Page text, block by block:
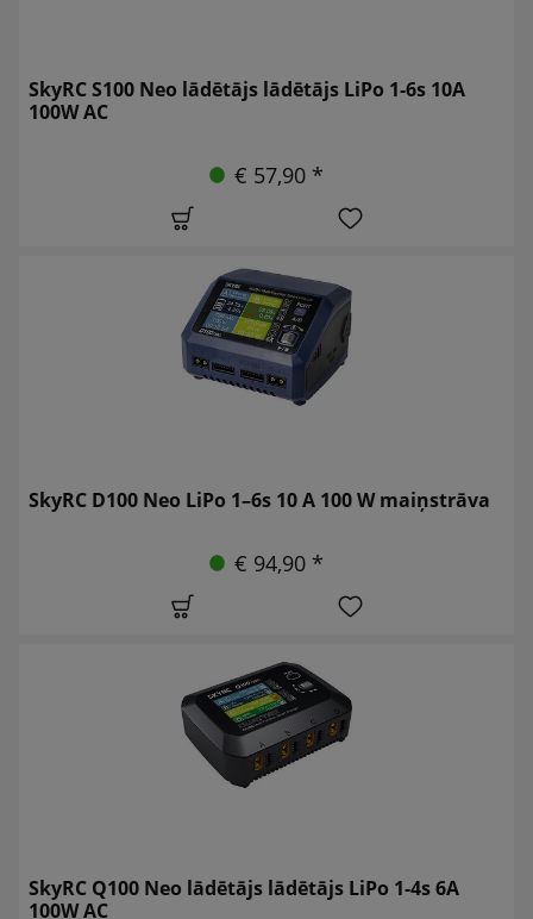
SkyRC S100 Neo lādētājs lādētājs LiPo 1-6s 10A
100W AC
€ 57,90 *
SkyRC D100 Neo LiPo 1–6s 10 A 100 W maiņstrāva
€ 94,90 *
SkyRC Q100 Neo lādētājs lādētājs LiPo 1-4s 6A
100W AC